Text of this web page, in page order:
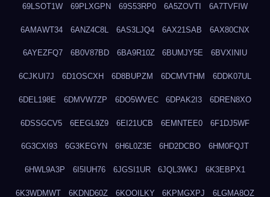
69LSOT1W 69PLXGPN 69S53RP0 6A5ZOVTI 6A7TVFIW
6AMAWT34 6ANZ4C8L 6AS3LJQ4 6AX21SAB 6AX80CNX
6AYEZFQ7 6B0V87BD 6BA9R10Z 6BUMJY5E 6BVXINIU
6CJKUI7J 6D1OSCXH 6D8BUPZM 6DCMVTHM 6DDK07UL
6DEL198E 6DMVW7ZP 6DO5WVEC 6DPAK2I3 6DREN8XO
6DSSGCV5 6EEGL9Z9 6EI21UCB 6EMNTEE0 6F1DJ5WF
6G3CXI93 6G3KEGYN 6H6L0Z3E 6HD2DCBO 6HM0FQJT
6HWL9A3P 6I5IUH76 6JGSI1UR 6JQL3WKJ 6K3EBPX1
6K3WDMWT 6KDND60Z 6KOOILKY 6KPMGXPJ 6LGMA8OZ